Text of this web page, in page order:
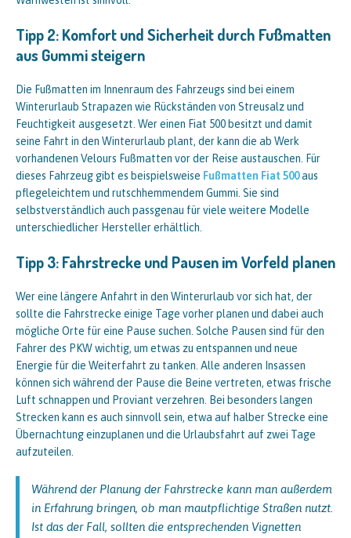
Tipp 2: Komfort und Sicherheit durch Fußmatten
aus Gummi steigern
Die Fußmatten im Innenraum des Fahrzeugs sind bei einem
Winterurlaub Strapazen wie Rückständen von Streusalz und
Feuchtigkeit ausgesetzt. Wer einen Fiat 500 besitzt und damit
seine Fahrt in den Winterurlaub plant, der kann die ab Werk
vorhandenen Velours Fußmatten vor der Reise austauschen. Für
dieses Fahrzeug gibt es beispielsweise Fußmatten Fiat 500aus
pflegeleichtem und rutschhemmendem Gummi. Sie sind
selbstverständlich auch passgenau für viele weitere Modelle
unterschiedlicher Hersteller erhältlich.
Tipp 3: Fahrstrecke und Pausen im Vorfeld planen
Wer eine längere Anfahrt in den Winterurlaub vor sich hat, der
sollte die Fahrstrecke einige Tage vorher planen und dabei auch
mögliche Orte für eine Pause suchen. Solche Pausen sind für den
Fahrer des PKW wichtig, um etwas zu entspannen und neue
Energie für die Weiterfahrt zu tanken. Alle anderen Insassen
können sich während der Pause die Beine vertreten, etwas frische
Luft schnappen und Proviant verzehren. Bei besonders langen
Strecken kann es auch sinnvoll sein, etwa auf halber Strecke eine
Übernachtung einzuplanen und die Urlaubsfahrt auf zwei Tage
aufzuteilen.
Während der Planung der Fahrstrecke kann man außerdem
in Erfahrung bringen, ob man mautpflichtige Straßen nutzt.
Ist das der Fall, sollten die entsprechenden Vignetten